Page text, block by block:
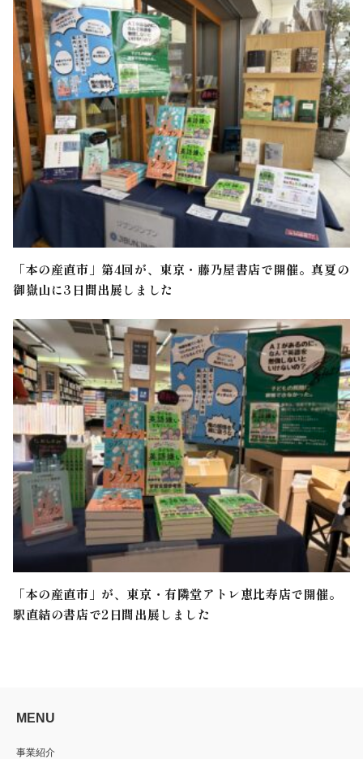
「本の産直市」第4回が、東京・藤乃屋書店で開催。真夏の
御嶽山に3日間出展しました
「本の産直市」が、東京・有隣堂アトレ恵比寿店で開催。
駅直結の書店で2日間出展しました
MENU
事業紹介